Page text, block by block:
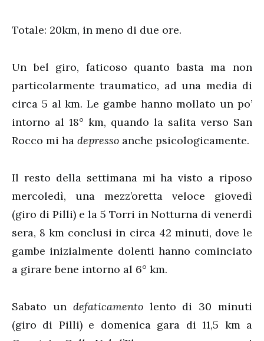
Totale: 20km, in meno di due ore.
Un bel giro, faticoso quanto basta ma non
particolarmente traumatico, ad una media di
circa 5 al km. Le gambe hanno mollato un po’
intorno al 18° km, quando la salita verso San
Rocco mi ha depresso anche psicologicamente.
Il resto della settimana mi ha visto a riposo
mercoledì, una mezz’oretta veloce giovedì
(giro di Pilli) e la 5 Torri in Notturna di venerdì
sera, 8 km conclusi in circa 42 minuti, dove le
gambe inizialmente dolenti hanno cominciato
a girare bene intorno al 6° km.
Sabato undefaticamentolento di 30 minuti
(giro di Pilli) e domenica gara di 11,5 km a